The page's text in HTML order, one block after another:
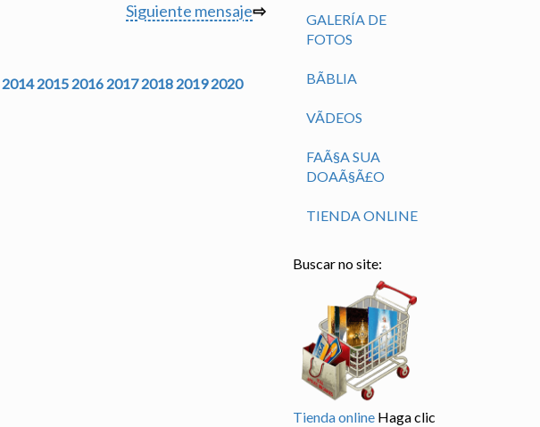
Siguiente mensaje⇨
2014 2015 2016 2017 2018 2019 2020
GALERÍA DE
FOTOS
BÃ­BLIA
VÃ­DEOS
FAÃ§A SUA
DOAÃ§Ã£O
TIENDA ONLINE
Buscar no site:
Tienda online Haga clic